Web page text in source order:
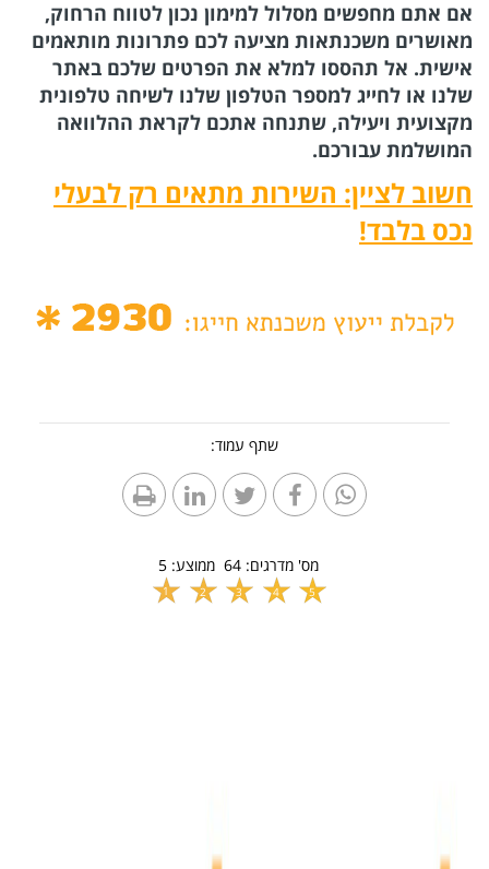
אם אתם מחפשים מסלול למימון נכון לטווח הרחוק,
מאושרים משכנתאות מציעה לכם פתרונות מותאמים
אישית. אל תהססו למלא את הפרטים שלכם באתר
שלנו או לחייג למספר הטלפון שלנו לשיחה טלפונית
מקצועית ויעילה, שתנחה אתכם לקראת ההלוואה
המושלמת עבורכם.
חשוב לציין: השירות מתאים רק לבעלי
נכס בלבד!
שתף עמוד:
מס' מדרגים:64 ממוצע:5
1 2 3 4 5